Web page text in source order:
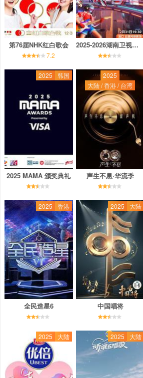
第76届NHK红白歌会
7.2
2025-2026湖南卫视芒果TV跨年演唱会
2025 韩国
2025 MAMA 颁奖典礼
2025
大陆 / 香港 / 台湾
声生不息·华流季
2025 香港
全民造星6
2025 大陆
中国唱将
2025 大陆 2025 大陆